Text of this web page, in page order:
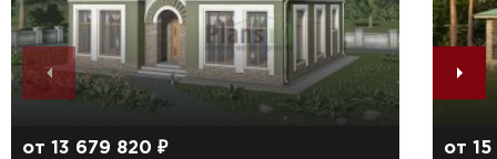
от 13 679 820 ₽ от